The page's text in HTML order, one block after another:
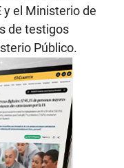
y el Ministerio de
de testigos
Público.